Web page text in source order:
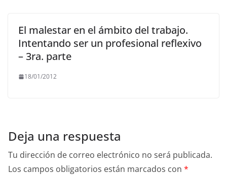
El malestar en el ámbito del trabajo.
Intentando ser un profesional reflexivo
– 3ra. parte
18/01/2012
Deja una respuesta
Tu dirección de correo electrónico no será publicada.
Los campos obligatorios están marcados con *